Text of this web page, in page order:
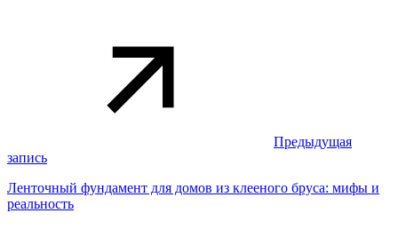
Предыдущая
запись
Ленточный фундамент для домов из клееного бруса: мифы и
реальность